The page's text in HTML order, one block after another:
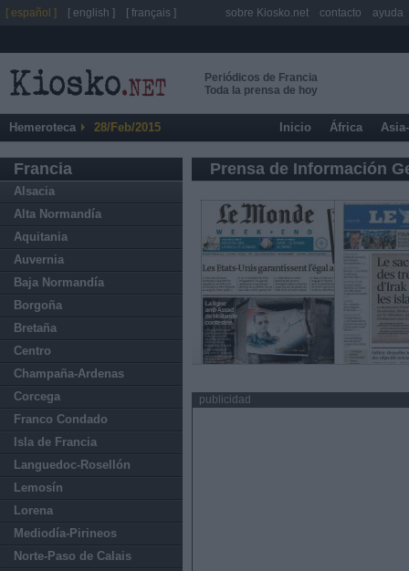
Periódicos de Francia
Toda la prensa de hoy
Hemeroteca 28/Feb/2015 Inicio África
Francia
Alsacia
Alta Normandía
Aquitania
Auvernia
Baja Normandía
Borgoña
Bretaña
Centro
Champaña-Ardenas
Corcega
Franco Condado
Isla de Francia
Languedoc-Rosellón
Lemosín
Lorena
Mediodía-Pirineos
Norte-Paso de Calais
Prensa de Información
publicidad
[ español ] [ english ] [ français ] sobre Kiosko.net contacto ayuda